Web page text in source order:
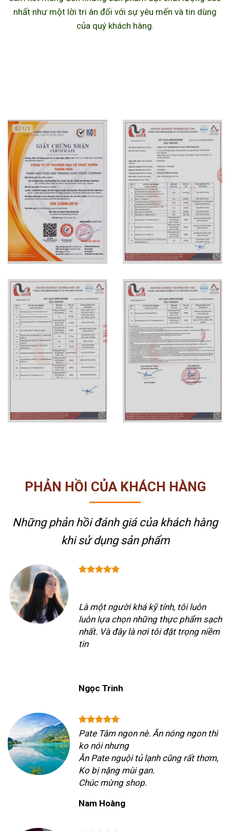
nhất như một lời tri ân đối với sự yêu mến và tin dùng
của quý khách hàng.
PHẢN HỒI CỦA KHÁCH HÀNG
Những phản hồi đánh giá của khách hàng
khi sử dụng sản phẩm
Là một người khá kỹ tính, tôi luôn
luôn lựa chọn những thực phẩm sạch
nhất. Và đây là nơi tôi đặt trọng niềm
tin
Ngọc Trinh
Pate Tâm ngon nè. Ăn nóng ngon thì
ko nói nhưng
Ăn Pate nguội tủ lạnh cũng rất thơm,
Ko bị nặng mùi gan.
Chúc mừng shop.
Nam Hoàng